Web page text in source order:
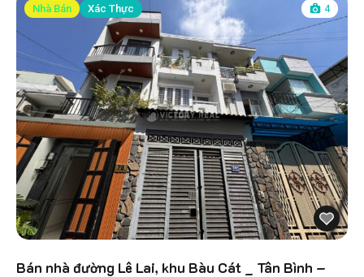
Nhà Bán Xác Thực 4
Bán nhà đường Lê Lai, khu Bàu Cát _ Tân Bình –